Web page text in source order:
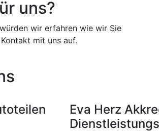
uns?
wir erfahren wie wir Sie
mit uns auf.
Eva Herz